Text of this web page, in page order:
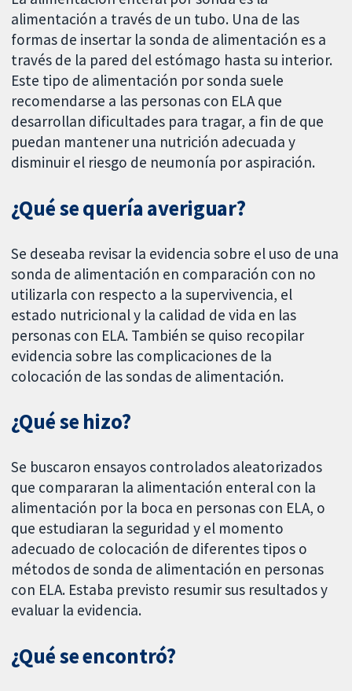
alimentación a través de un tubo. Una de las
formas de insertar la sonda de alimentación es a
través de la pared del estómago hasta su interior.
Este tipo de alimentación por sonda suele
recomendarse a las personas con ELA que
desarrollan dificultades para tragar, a fin de que
puedan mantener una nutrición adecuada y
disminuir el riesgo de neumonía por aspiración.
¿Qué se quería averiguar?
Se deseaba revisar la evidencia sobre el uso de una
sonda de alimentación en comparación con no
utilizarla con respecto a la supervivencia, el
estado nutricional y la calidad de vida en las
personas con ELA. También se quiso recopilar
evidencia sobre las complicaciones de la
colocación de las sondas de alimentación.
¿Qué se hizo?
Se buscaron ensayos controlados aleatorizados
que compararan la alimentación enteral con la
alimentación por la boca en personas con ELA, o
que estudiaran la seguridad y el momento
adecuado de colocación de diferentes tipos o
métodos de sonda de alimentación en personas
con ELA. Estaba previsto resumir sus resultados y
evaluar la evidencia.
¿Qué se encontró?